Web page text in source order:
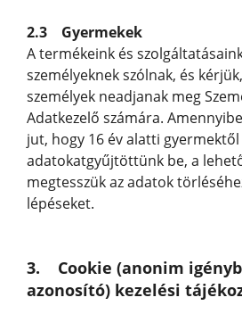
2.3 Gyermekek
A termékeink és
személyeknek szólnak, és
személyek neadjanak meg
Adatkezelő számára.
jut, hogy 16 év alatti gyermektől
adatokatgyűjtöttünk be, a
megtesszük az adatok
lépéseket.
3. Cookie (anonim
azonosító) kezelési